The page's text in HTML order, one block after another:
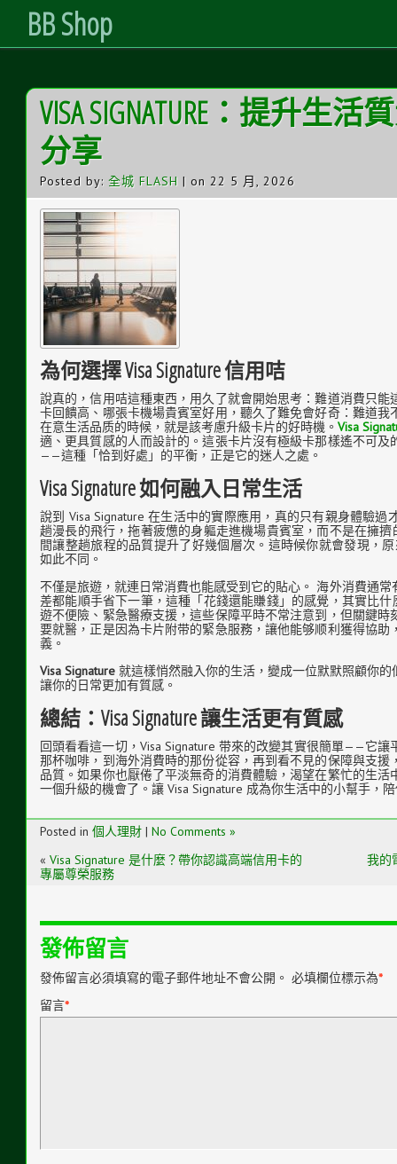
BB Shop
VISA SIGNATURE：提升生
分享
Posted by: 全城 FLASH | on 22 5 月, 2026
為何選擇 Visa Signature 信用咭
說真的，信用咭這種東西，用久了就會開始思考：難道消費只
卡回饋高、哪張卡機場貴賓室好用，聽久了難免會好奇：難道
在意生活品质的時候，就是該考慮升級卡片的好時機。 Visa
適、更具質感的人而設計的。這張卡片沒有極級卡那樣遙不可
——這種「恰到好處」的平衡，正是它的迷人之處。
Visa Signature 如何融入日常生活
說到 Visa Signature 在生活中的實際應用，真的只有親身體驗
趟漫長的飛行，拖著疲憊的身軀走進機場貴賓室，而不是在擁
間讓整趟旅程的品質提升了好幾個層次。這時候你就會發現，
如此不同。
不僅是旅遊，就連日常消費也能感受到它的貼心。 海外消費通
差都能順手省下一筆，這種「花錢還能賺錢」的感覺，其實比
遊不便險、緊急醫療支援，這些保障平時不常注意到，但關鍵
要就醫，正是因為卡片附带的緊急服務，讓他能够顺利獲得協
義。
Visa Signature 就這樣悄然融入你的生活，變成一位默默照顧你
讓你的日常更加有質感。
總結：Visa Signature 讓生活更有質感
回頭看看這一切，Visa Signature 带來的改變其實很簡單——它
那杯咖啡，到海外消費時的那份從容，再到看不見的保障與支
品質。如果你也厭倦了平淡無奇的消費體驗，渴望在繁忙的生
一個升級的機會了。讓 Visa Signature 成為你生活中的小幫手，
Posted in 個人理財 | No Comments »
« Visa Signature 是什麼？帶你認識高端信用卡的
專屬尊榮服務
我的
發佈留言
發佈留言必須填寫的電子郵件地址不會公開。 必填欄位標示為*
留言*